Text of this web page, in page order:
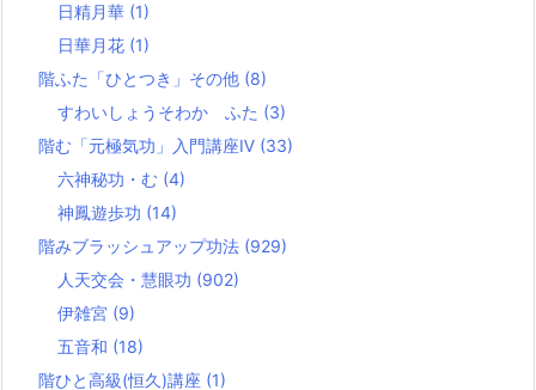
日精月華 (1)
日華月花 (1)
階ふた「ひとつき」その他 (8)
すわいしょうそわか ふた (3)
階む「元極気功」入門講座Ⅳ (33)
六神秘功・む (4)
神鳳遊歩功 (14)
階みブラッシュアップ功法 (929)
人天交会・慧眼功 (902)
伊雑宮 (9)
五音和 (18)
階ひと高級(恒久)講座 (1)